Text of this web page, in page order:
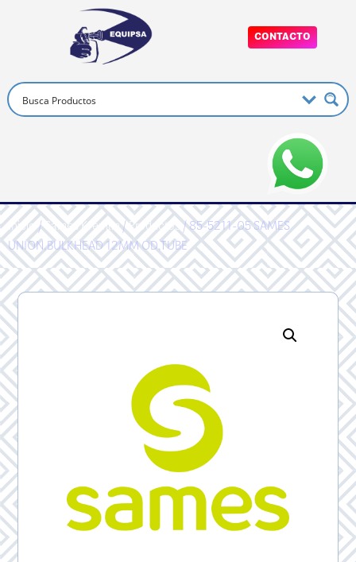
CONTACTO
Inicio/Sames Kremlin/Productos/ 85-5211-05 SAMES
UNION,BULKHEAD 12MM OD,TUBE